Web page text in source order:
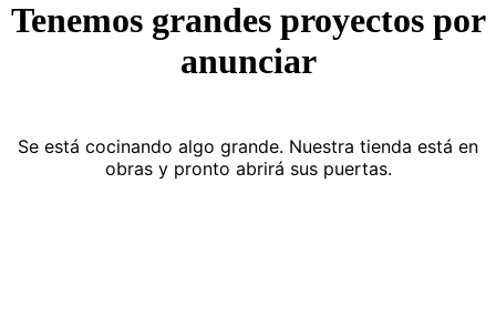
Tenemos grandes proyectos por
anunciar
Se está cocinando algo grande. Nuestra tienda está en
obras y pronto abrirá sus puertas.